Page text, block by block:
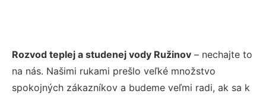
Rozvod teplej a studenej vody Ružinov – nechajte to
na nás. Našimi rukami prešlo veľké množstvo
spokojných zákazníkov a budeme veľmi radi, ak sa k